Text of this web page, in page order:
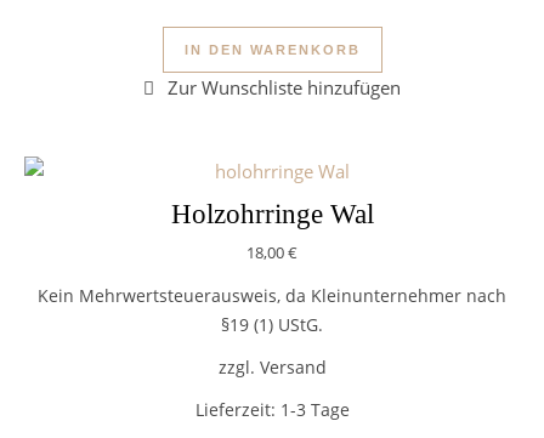
Blumen Holzohrringe Menge
IN DEN WARENKORB
Holzohrringe Wal
18,00€
Kein Mehrwertsteuerausweis, da Kleinunternehmer nach
§19 (1) UStG.
zzgl. Versand
Lieferzeit: 1-3 Tage